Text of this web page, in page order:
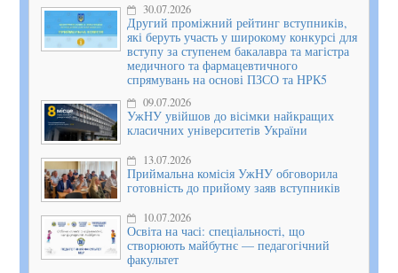
30.07.2026
Другий проміжний рейтинг вступників,
які беруть участь у широкому конкурсі для
вступу за ступенем бакалавра та магістра
медичного та фармацевтичного
спрямувань на основі ПЗСО та НРК5
09.07.2026
УжНУ увійшов до вісімки найкращих
класичних університетів України
13.07.2026
Приймальна комісія УжНУ обговорила
готовність до прийому заяв вступників
10.07.2026
Освіта на часі: спеціальності, що
створюють майбутнє — педагогічний
факультет